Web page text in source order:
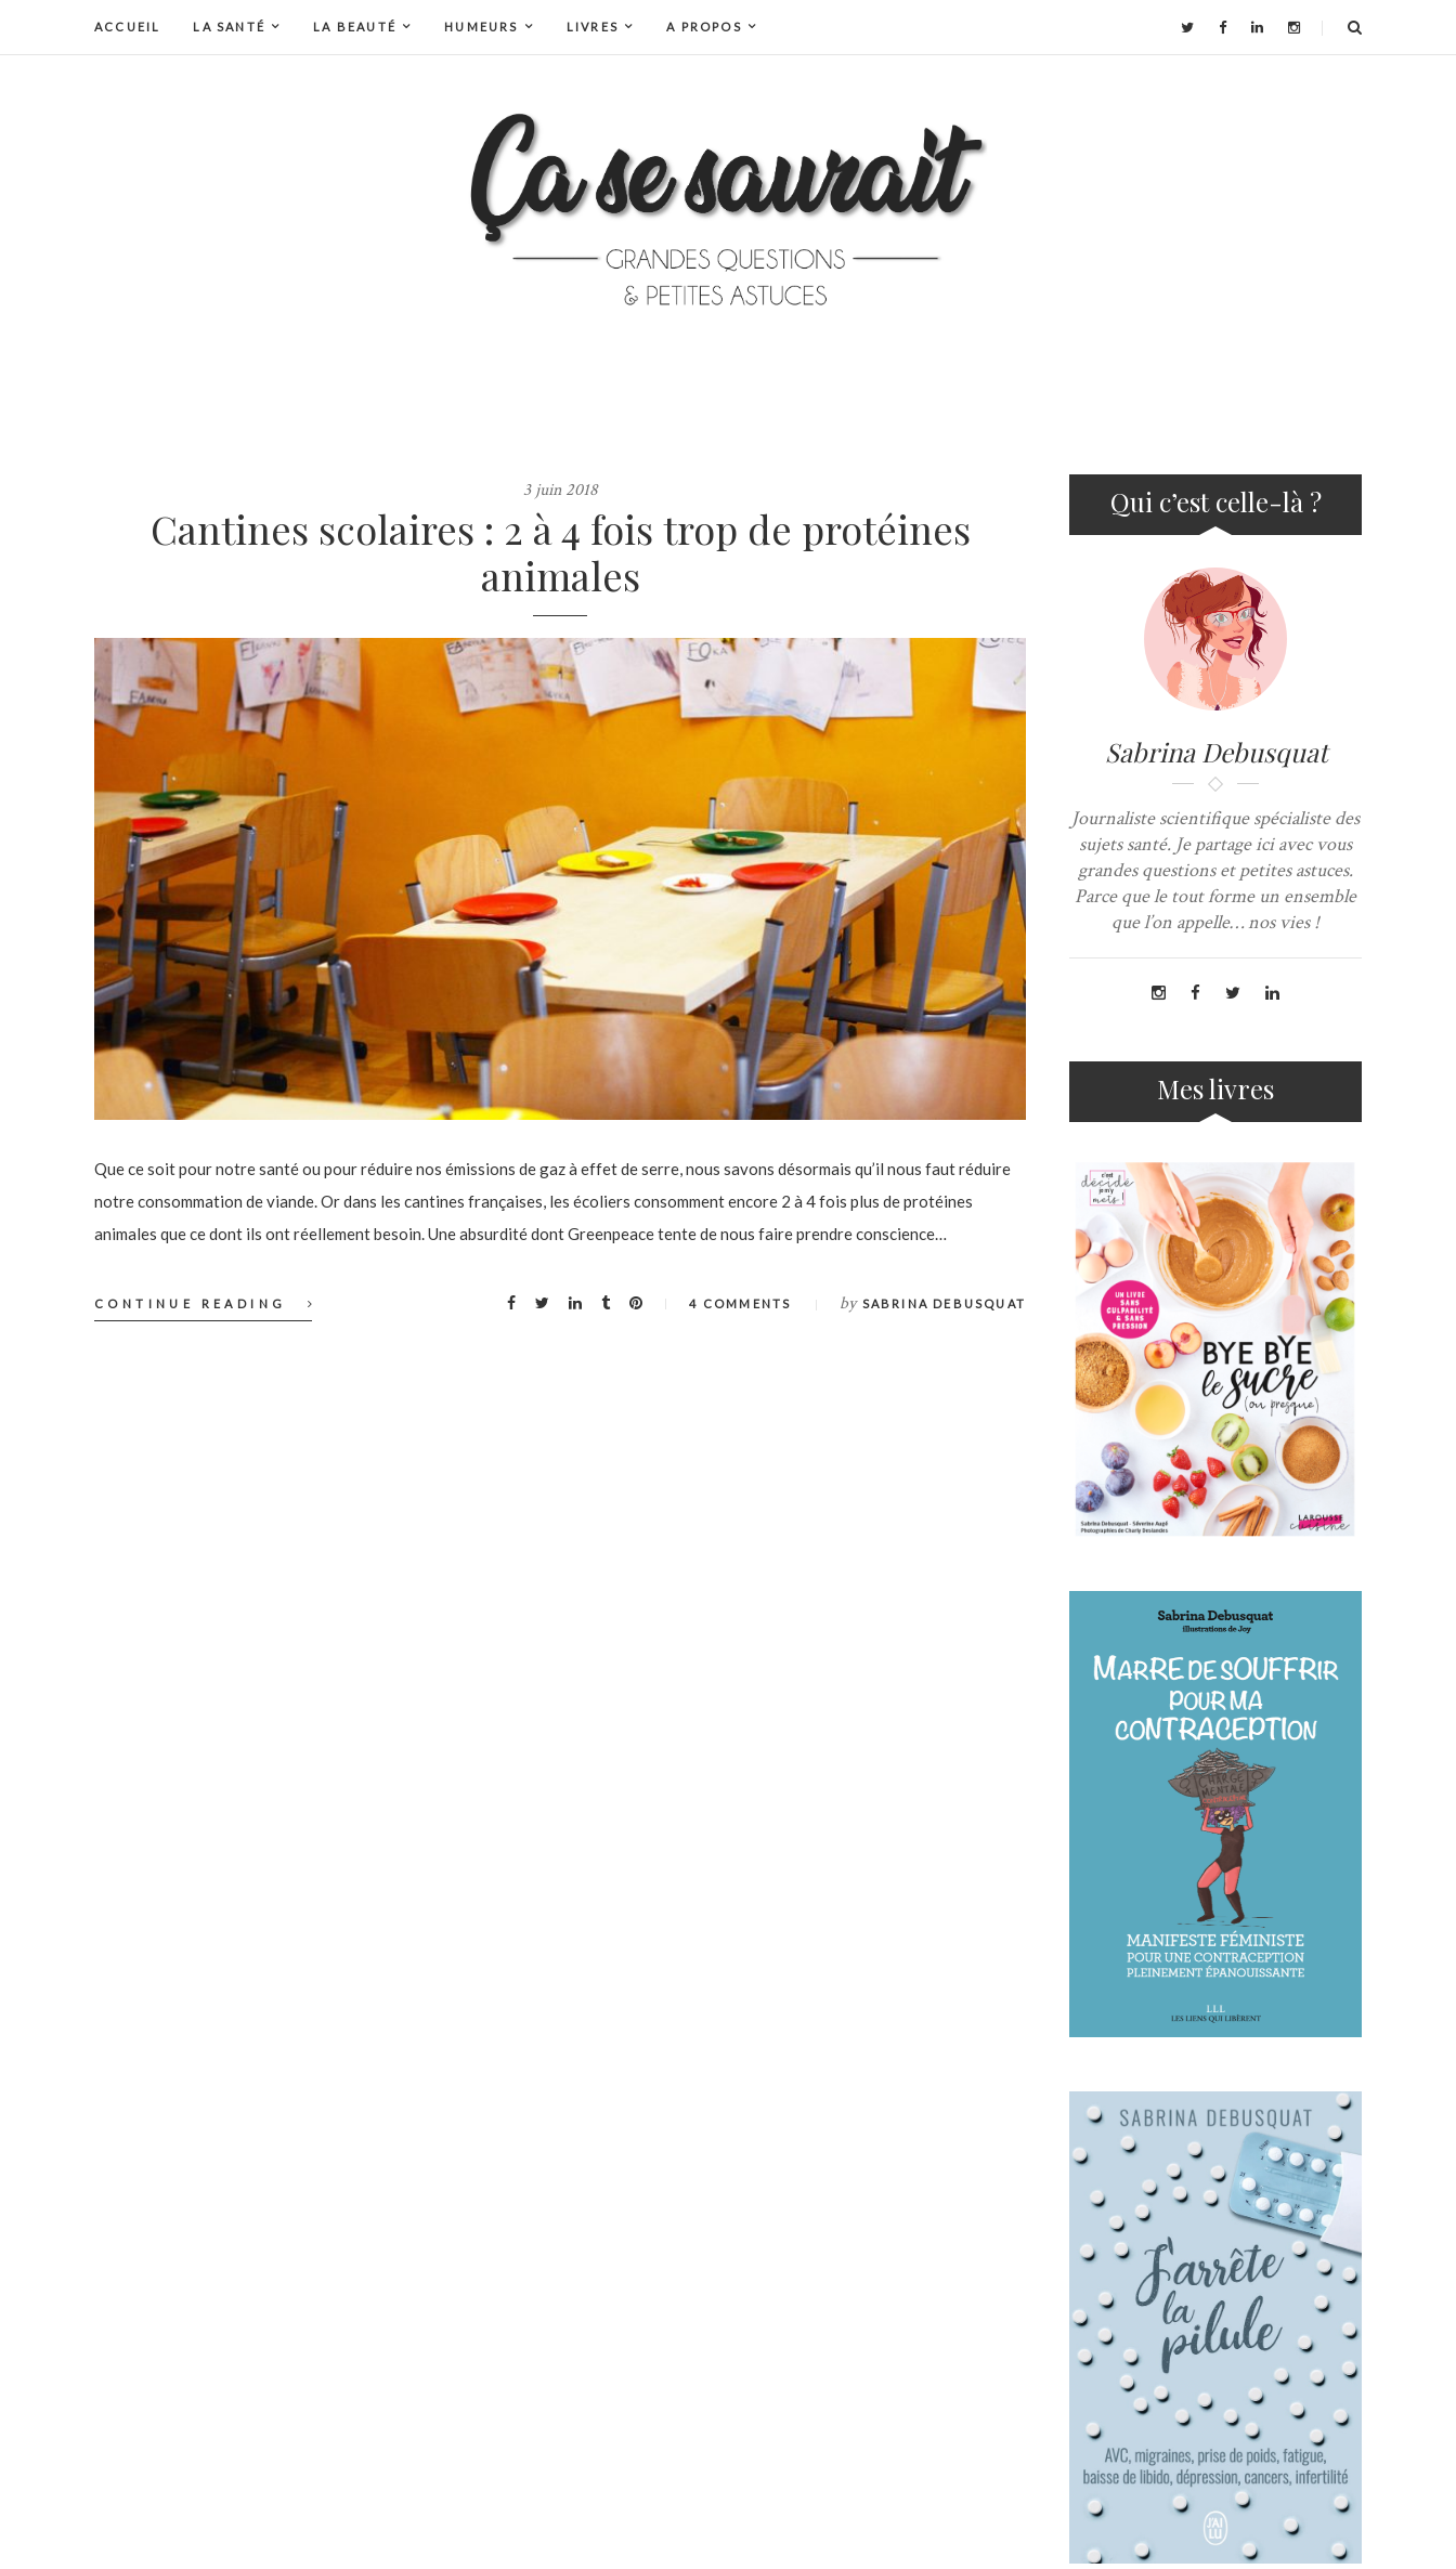
ACCUEIL LA SANTÉ LA BEAUTÉ HUMEURS LIVRES A PROPOS
3 juin 2018
Cantines scolaires : 2 à 4 fois trop de protéines
animales
Que ce soit pour notre santé ou pour réduire nos émissions de gaz à effet de serre, nous savons désormais qu’il nous faut réduire
notre consommation de viande. Or dans les cantines françaises, les écoliers consomment encore 2 à 4 fois plus de protéines
animales que ce dont ils ont réellement besoin. Une absurdité dont Greenpeace tente de nous faire prendre conscience…
CONTINUE READING 4 COMMENTS by SABRINA DEBUSQUAT
Qui c’est celle-là ?
Sabrina Debusquat
Journaliste scientifique spécialiste des
sujets santé. Je partage ici avec vous
grandes questions et petites astuces.
Parce que le tout forme un ensemble
que l’on appelle… nos vies !
Mes livres